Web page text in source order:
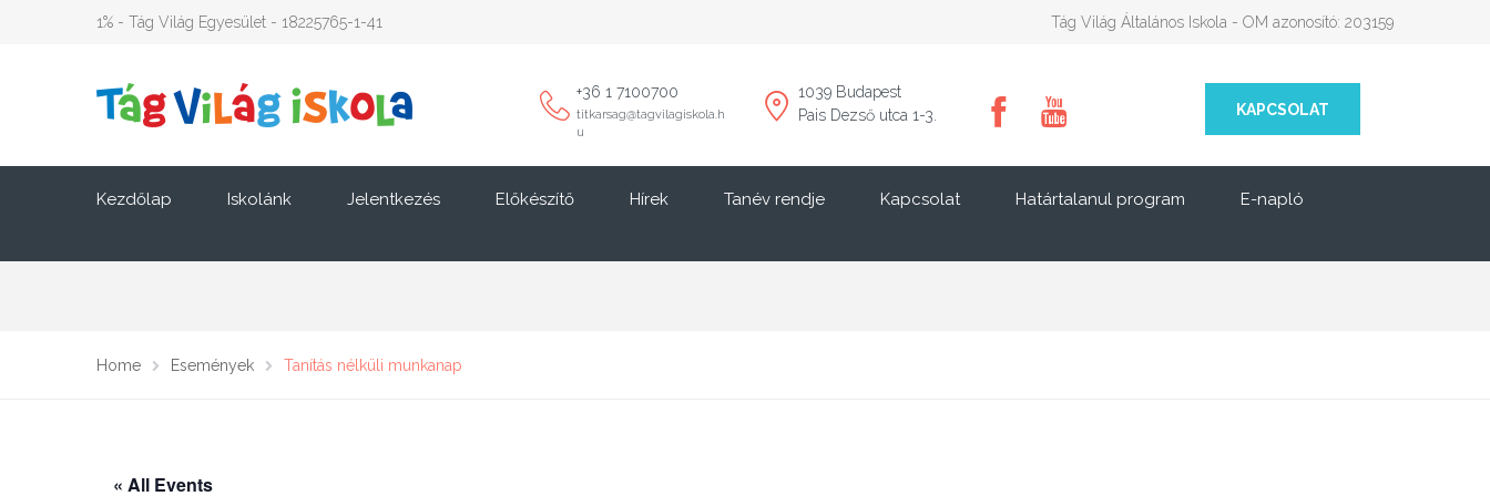
1% - Tág Világ Egyesület - 18225765-1-41 Tág Világ Általános Iskola - OM azonosító: 203159
+36 1 7100700
titkarsag@tagvilagiskola.h
u
1039 Budapest
Pais Dezső utca 1-3.
KAPCSOLAT
Kezdőlap Iskolánk Jelentkezés Előkészítő Hírek Tanév rendje Kapcsolat Határtalanul program E-napló
Home Események Tanítás nélküli munkanap
« All Events